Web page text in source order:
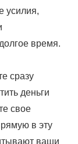
усилия,
время.
сразу
деньги
свое
в эту
ваши